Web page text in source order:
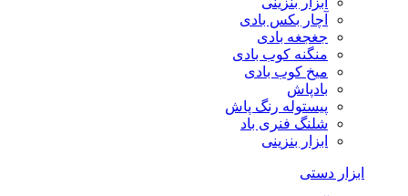
آچار بکس بادی
جغجغه بادی
منگنه کوب بادی
میخ کوب بادی
بادپاش
پیستوله رنگ پاش
شلنگ فنری باد
ابزار بنزینی
ابزار دستی